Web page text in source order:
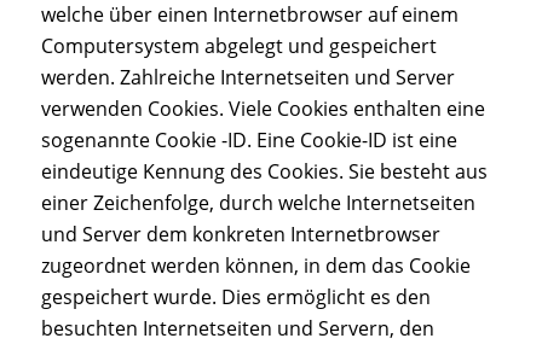
welche über einen Internetbrowser auf einem
Computersystem abgelegt und gespeichert
werden. Zahlreiche Internetseiten und Server
verwenden Cookies. Viele Cookies enthalten eine
sogenannte Cookie -ID. Eine Cookie-ID ist eine
eindeutige Kennung des Cookies. Sie besteht aus
einer Zeichenfolge, durch welche Internetseiten
und Server dem konkreten Internetbrowser
zugeordnet werden können, in dem das Cookie
gespeichert wurde. Dies ermöglicht es den
besuchten Internetseiten und Servern, den